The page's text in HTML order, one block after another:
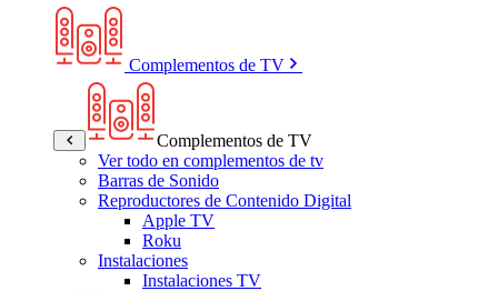
Complementos de TV
Complementos de TV
Ver todo en complementos de tv
Barras de Sonido
Reproductores de Contenido Digital
Apple TV
Roku
Instalaciones
Instalaciones TV